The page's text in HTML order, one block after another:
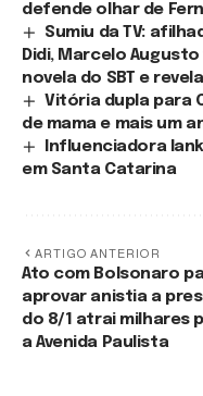
defende olhar de
Sumiu da TV:
Didi, Marcelo
novela do SBT e
Vitória dupla para
de mama e mais um
Influenciadora
em Santa Catarina
ARTIGO ANTERIOR
Ato com Bolsonaro
aprovar anistia a
do 8/1 atrai milhares
a Avenida Paulista